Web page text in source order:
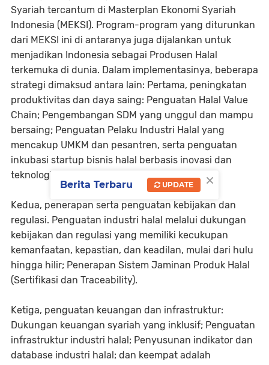
Syariah tercantum di Masterplan Ekonomi Syariah
Indonesia (MEKSI). Program-program yang diturunkan
dari MEKSI ini di antaranya juga dijalankan untuk
menjadikan Indonesia sebagai Produsen Halal
terkemuka di dunia. Dalam implementasinya, beberapa
strategi dimaksud antara lain: Pertama, peningkatan
produktivitas dan daya saing: Penguatan Halal Value
Chain; Pengembangan SDM yang unggul dan mampu
bersaing; Penguatan Pelaku Industri Halal yang
mencakup UMKM dan pesantren, serta penguatan
inkubasi startup bisnis halal berbasis inovasi dan
teknologi; Peningkatan riset dan inovasi.
Kedua, penerapan serta penguatan kebijakan dan
regulasi. Penguatan industri halal melalui dukungan
kebijakan dan regulasi yang memiliki kecukupan
kemanfaatan, kepastian, dan keadilan, mulai dari hulu
hingga hilir; Penerapan Sistem Jaminan Produk Halal
(Sertifikasi dan Traceability).
Ketiga, penguatan keuangan dan infrastruktur:
Dukungan keuangan syariah yang inklusif; Penguatan
infrastruktur industri halal; Penyusunan indikator dan
database industri halal; dan keempat adalah
×
Berita Terbaru UPDATE